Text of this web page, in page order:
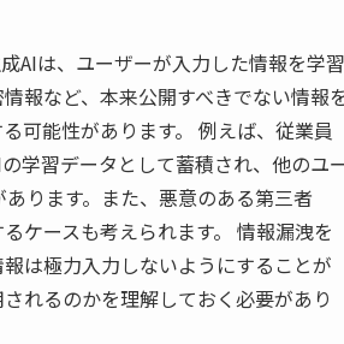
AIは、ユーザーが入力した情報を学習
報など、本来公開すべきでない情報
可能性があります。 例えば、従業員
学習データとして蓄積され、他のユ
ります。また、悪意のある第三者
ケースも考えられます。 情報漏洩を
は極力入力しないようにすることが
れるのかを理解しておく必要があり